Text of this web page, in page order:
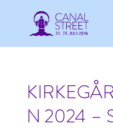
N 2024 –